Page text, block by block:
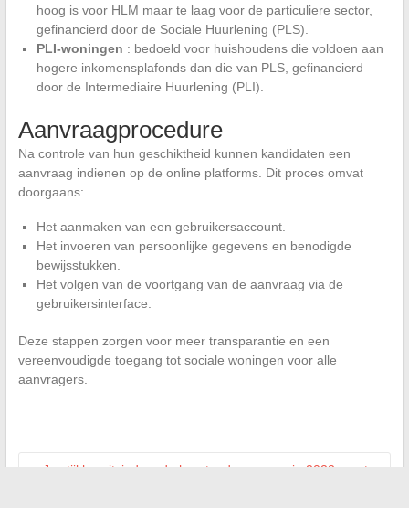
hoog is voor HLM maar te laag voor de particuliere sector,
gefinancierd door de Sociale Huurlening (PLS).
PLI-woningen : bedoeld voor huishoudens die voldoen aan
hogere inkomensplafonds dan die van PLS, gefinancierd
door de Intermediaire Huurlening (PLI).
Aanvraagprocedure
Na controle van hun geschiktheid kunnen kandidaten een
aanvraag indienen op de online platforms. Dit proces omvat
doorgaans:
Het aanmaken van een gebruikersaccount.
Het invoeren van persoonlijke gegevens en benodigde
bewijsstukken.
Het volgen van de voortgang van de aanvraag via de
gebruikersinterface.
Deze stappen zorgen voor meer transparantie en een
vereenvoudigde toegang tot sociale woningen voor alle
aanvragers.
Je stijl heruitvinden: de haartendensen om in 2022 aan te